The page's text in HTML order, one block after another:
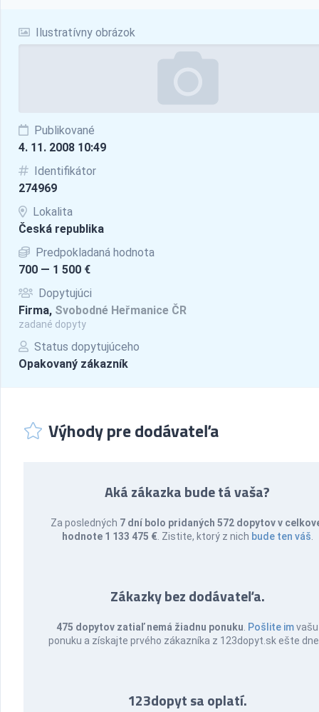
Ilustratívny obrázok
Publikované
4. 11. 2008 10:49
Identifikátor
274969
Lokalita
Česká republika
Predpokladaná hodnota
700 — 1 500 €
Dopytujúci
Firma, Svobodné Heřmanice ČR
zadané dopyty
Status dopytujúceho
Opakovaný zákazník
Výhody pre dodávateľa
Aká zákazka bude tá vaša?
Za posledných 7 dní bolo pridaných 572 dopytov v
hodnote 1 133 475 € . Zistite, ktorý z nich bude ten váš
Zákazky bez dodávateľa.
475 dopytov zatiaľ nemá žiadnu ponuku Pošlite imvašu
ponuku a získajte prvého zákazníka z 123dopyt.sk ešte
123dopyt sa oplatí.